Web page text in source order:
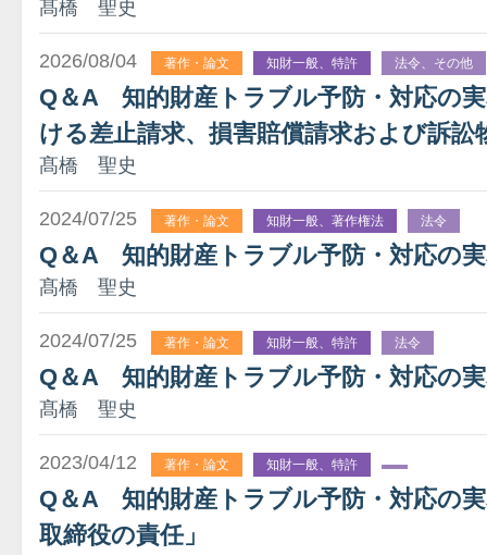
髙橋 聖史
2026/08/04 著作・論文 知財一般、特許 法令、その他
Q＆A 知的財産トラブル予防・対応の
ける差止請求、損害賠償請求および訴訟
髙橋 聖史
2024/07/25 著作・論文 知財一般、著作権法 法令
Q＆A 知的財産トラブル予防・対応の
髙橋 聖史
2024/07/25 著作・論文 知財一般、特許 法令
Q＆A 知的財産トラブル予防・対応の
髙橋 聖史
2023/04/12 著作・論文 知財一般、特許
Q＆A 知的財産トラブル予防・対応の
取締役の責任」